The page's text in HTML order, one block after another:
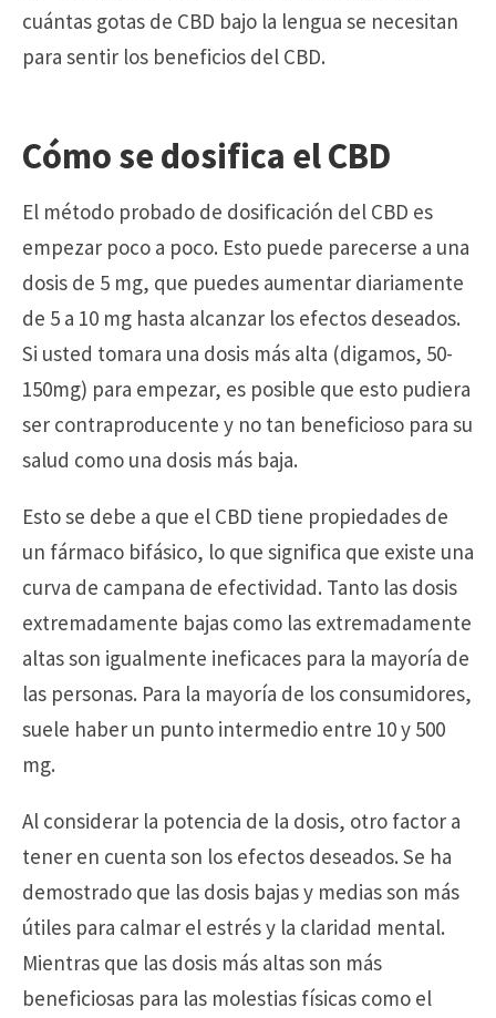
cuántas gotas de CBD bajo la lengua se necesitan
para sentir los beneficios del CBD.
Cómo se dosifica el CBD
El método probado de dosificación del CBD es
empezar poco a poco. Esto puede parecerse a una
dosis de 5 mg, que puedes aumentar diariamente
de 5 a 10 mg hasta alcanzar los efectos deseados.
Si usted tomara una dosis más alta (digamos, 50-
150mg) para empezar, es posible que esto pudiera
ser contraproducente y no tan beneficioso para su
salud como una dosis más baja.
Esto se debe a que el CBD tiene propiedades de
un fármaco bifásico, lo que significa que existe una
curva de campana de efectividad. Tanto las dosis
extremadamente bajas como las extremadamente
altas son igualmente ineficaces para la mayoría de
las personas. Para la mayoría de los consumidores,
suele haber un punto intermedio entre 10 y 500
mg.
Al considerar la potencia de la dosis, otro factor a
tener en cuenta son los efectos deseados. Se ha
demostrado que las dosis bajas y medias son más
útiles para calmar el estrés y la claridad mental.
Mientras que las dosis más altas son más
beneficiosas para las molestias físicas como el